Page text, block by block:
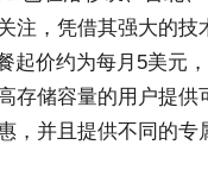
注，凭借其强大的
起价约为每月5美元
存储容量的用户提
，并且提供不同的专